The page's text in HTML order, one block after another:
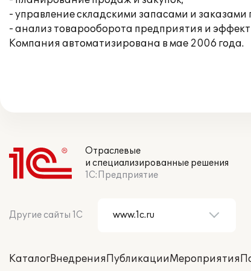
- управление складскими запасами и заказами
- анализ товарооборота предприятия и
Компания автоматизирована в мае 2006 года.
Отраслевые
и специализированные решения
1С:Предприятие
Другие сайты 1С
КаталогВнедренияПубликацииМероприятия